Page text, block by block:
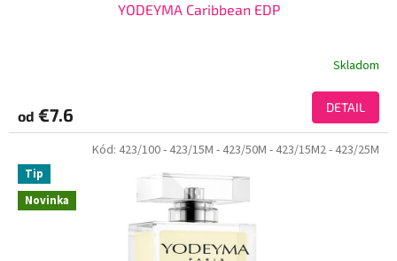
YODEYMA Caribbean EDP
Skladom
od €7.6 DETAIL
Novinka
Tip
Kód: 423/100- 423/15M - 423/50M - 423/15M2- 423/25M